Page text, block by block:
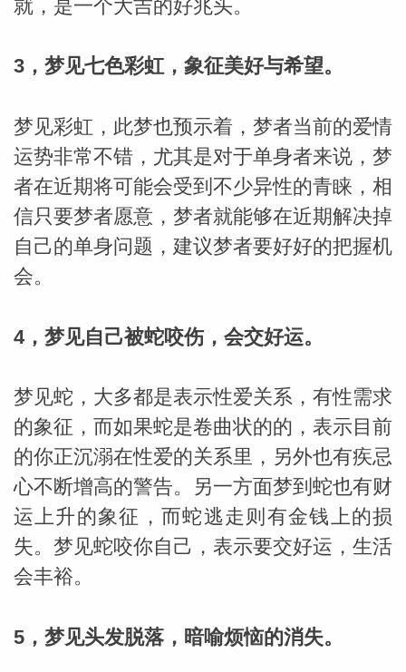
就，是一个大吉的好兆头。
3，梦见七色彩虹，象征美好与希望。
梦见彩虹，此梦也预示着，梦者当前的爱情
运势非常不错，尤其是对于单身者来说，梦
者在近期将可能会受到不少异性的青睐，相
信只要梦者愿意，梦者就能够在近期解决掉
自己的单身问题，建议梦者要好好的把握机
会。
4，梦见自己被蛇咬伤，会交好运。
梦见蛇，大多都是表示性爱关系，有性需求
的象征，而如果蛇是卷曲状的的，表示目前
的你正沉溺在性爱的关系里，另外也有疾忌
心不断增高的警告。另一方面梦到蛇也有财
运上升的象征，而蛇逃走则有金钱上的损
失。梦见蛇咬你自己，表示要交好运，生活
会丰裕。
5，梦见头发脱落，暗喻烦恼的消失。